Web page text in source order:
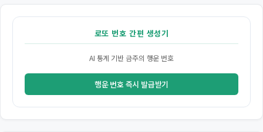
로또 번호 간편 생성기
AI 통계 기반 금주의 행운 번호
행운 번호 즉시 발급받기